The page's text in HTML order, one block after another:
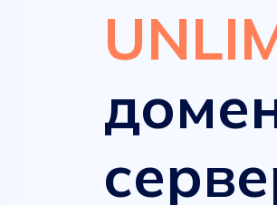
Сучасні домени
161.00 грн.